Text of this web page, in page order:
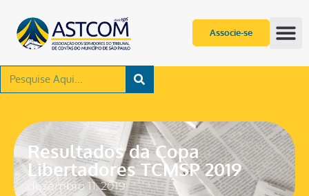
Associe-se
Resultados da Copa
Libertadores TCMSP 2019
dezembro 11, 2019